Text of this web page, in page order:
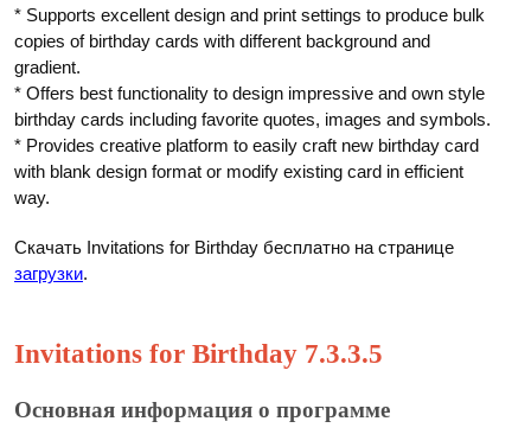
* Supports excellent design and print settings to produce bulk
copies of birthday cards with different background and
gradient.
* Offers best functionality to design impressive and own style
birthday cards including favorite quotes, images and symbols.
* Provides creative platform to easily craft new birthday card
with blank design format or modify existing card in efficient
way.
Скачать Invitations for Birthday бесплатно на странице
загрузки.
Invitations for Birthday 7.3.3.5
Основная информация о программе